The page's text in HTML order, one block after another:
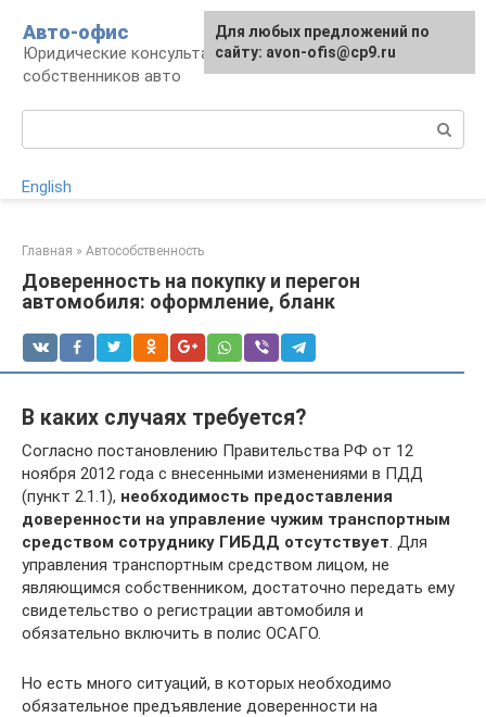
контенту
Авто-офис
Юридические консультации для водителей и
собственников авто
English
Главная » Автособственность
Доверенность на покупку и перегон
автомобиля: оформление, бланк
В каких случаях требуется?
Согласно постановлению Правительства РФ от 12
ноября 2012 года с внесенными изменениями в ПДД
(пункт 2.1.1), необходимость предоставления
доверенности на управление чужим транспортным
средством сотруднику ГИБДД отсутствует. Для
управления транспортным средством лицом, не
являющимся собственником, достаточно передать ему
свидетельство о регистрации автомобиля и
обязательно включить в полис ОСАГО.
Но есть много ситуаций, в которых необходимо
обязательное предъявление доверенности на
Для любых предложений по
сайту: avon-ofis@cp9.ru